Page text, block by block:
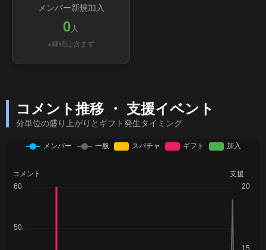
メンバー新規加入
0人
※継続は含まず
コメント推移 ・ 支援イベント
分単位の盛り上がりとギフト発生タイミング